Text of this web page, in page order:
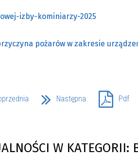
izby-kominiarzy-2025
pożarów w zakresie
Następna Pdf
W KATEGORII: